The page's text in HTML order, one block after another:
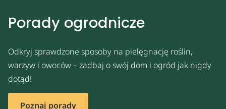
Porady ogrodnicze
Odkryj sprawdzone sposoby na pielęgnację roślin,
warzyw i owoców – zadbaj o swój dom i ogród jak nigdy
dotąd!
Poznaj porady